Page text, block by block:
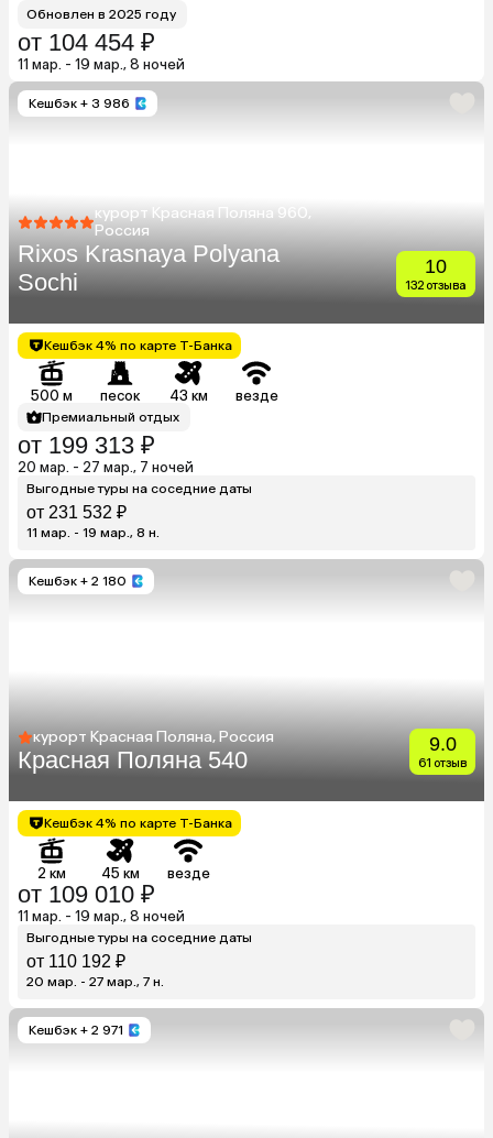
Обновлен в 2025 году
от 104 454 ₽
11 мар. - 19 мар., 8 ночей
Кешбэк + 3 986
курорт Красная Поляна 960,
Россия
Rixos Krasnaya Polyana
Sochi
10
132 отзыва
Кешбэк 4% по карте Т-Банка
500 м песок 43 км везде
Премиальный отдых
от 199 313 ₽
20 мар. - 27 мар., 7 ночей
Выгодные туры на соседние даты
от 231 532 ₽
11 мар. - 19 мар., 8 н.
Кешбэк + 2 180
курорт Красная Поляна, Россия
Красная Поляна 540
9.0
61 отзыв
Кешбэк 4% по карте Т-Банка
2 км 45 км везде
от 109 010 ₽
11 мар. - 19 мар., 8 ночей
Выгодные туры на соседние даты
от 110 192 ₽
20 мар. - 27 мар., 7 н.
Кешбэк + 2 971